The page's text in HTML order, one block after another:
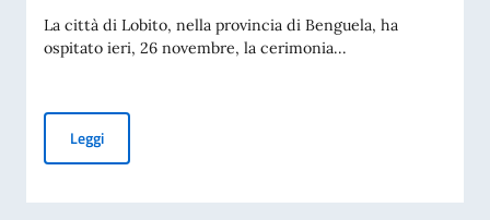
La città di Lobito, nella provincia di Benguela, ha
ospitato ieri, 26 novembre, la cerimonia...
LeggiL’Italia partecipa alla prima esportazione di avocadi